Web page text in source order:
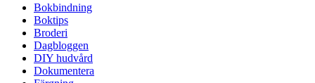
Bokbindning
Boktips
Broderi
Dagbloggen
DIY hudvård
Dokumentera